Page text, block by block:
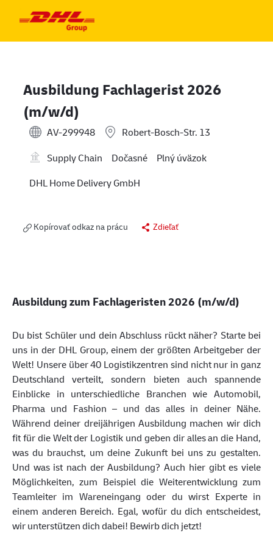
Ausbildung Fachlagerist 2026
(m/w/d)
AV-299948
Robert-Bosch-Str. 13
Supply Chain
Dočasné
Plný úväzok
DHL Home Delivery GmbH
Kopírovať odkaz na prácu Zdieľať
Ausbildung zum Fachlageristen 2026 (m/w/d)
Du bist Schüler und dein Abschluss rückt näher? Starte bei
uns in der DHL Group, einem der größten Arbeitgeber der
Welt! Unsere über 40 Logistikzentren sind nicht nur in ganz
Deutschland verteilt, sondern bieten auch spannende
Einblicke in unterschiedliche Branchen wie Automobil,
Pharma und Fashion – und das alles in deiner Nähe.
Während deiner dreijährigen Ausbildung machen wir dich
fit für die Welt der Logistik und geben dir alles an die Hand,
was du brauchst, um deine Zukunft bei uns zu gestalten.
Und was ist nach der Ausbildung? Auch hier gibt es viele
Möglichkeiten, zum Beispiel die Weiterentwicklung zum
Teamleiter im Wareneingang oder du wirst Experte in
einem anderen Bereich. Egal, wofür du dich entscheidest,
wir unterstützen dich dabei! Bewirb dich jetzt!